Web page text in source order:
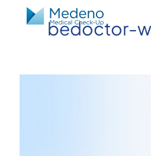
bedoctor-